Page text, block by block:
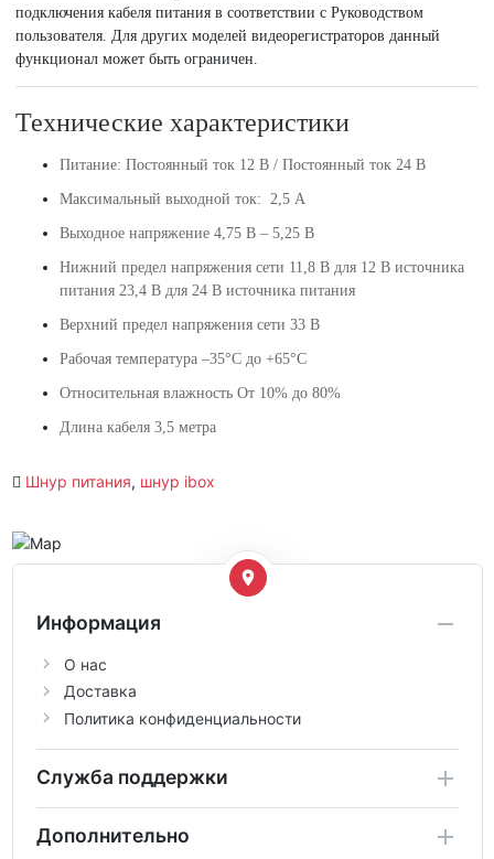
подключения кабеля питания в соответствии с Руководством
пользователя. Для других моделей видеорегистраторов данный
функционал может быть ограничен.
Технические характеристики
Питание: Постоянный ток 12 В / Постоянный ток 24 В
Максимальный выходной ток: 2,5 А
Выходное напряжение 4,75 В – 5,25 В
Нижний предел напряжения сети 11,8 В для 12 В источника
питания 23,4 В для 24 В источника питания
Верхний предел напряжения сети 33 В
Рабочая температура –35°С до +65°С
Относительная влажность От 10% до 80%
Длина кабеля 3,5 метра
Шнур питания, шнур ibox
Информация
О нас
Доставка
Политика конфиденциальности
Служба поддержки
Дополнительно